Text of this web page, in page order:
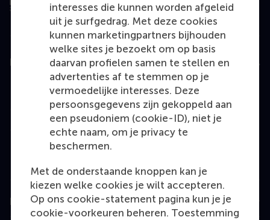
interesses die kunnen worden afgeleid
uit je surfgedrag. Met deze cookies
kunnen marketingpartners bijhouden
welke sites je bezoekt om op basis
daarvan profielen samen te stellen en
advertenties af te stemmen op je
vermoedelijke interesses. Deze
persoonsgegevens zijn gekoppeld aan
een pseudoniem (cookie-ID), niet je
echte naam, om je privacy te
beschermen.
Met de onderstaande knoppen kan je
kiezen welke cookies je wilt accepteren.
Op ons cookie-statement pagina kun je je
cookie-voorkeuren beheren. Toestemming
Education
Bachelor
Executive Education
Programme finder
Information for